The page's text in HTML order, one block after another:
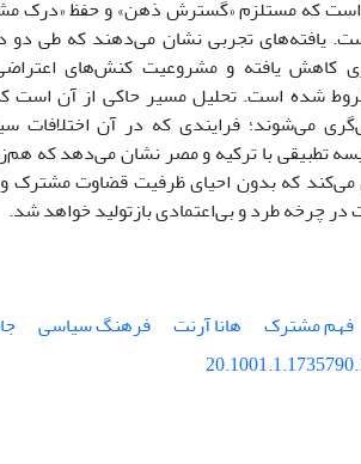
که مستلزم «گسترش ذهن» و حفظ «درک
یافته‌های تجربی نشان می‌دهند که طی دو
کاهش یافته و مشروعیت کنش‌های
شده است. تحلیل مسیر حاکی از آن است که
می‌شوند؛ فرایندی که در آن اختلافات
تطبیقی با ترکیه و مصر نشان می‌دهد که
می‌کند که بدون احیای ظرفیت قضاوت مشترک و
در چرخه طرد و بی‌اعتمادی بازتولید خواهد شد.
فهم مشترک هانا آرنت فرهنگ سیاسی